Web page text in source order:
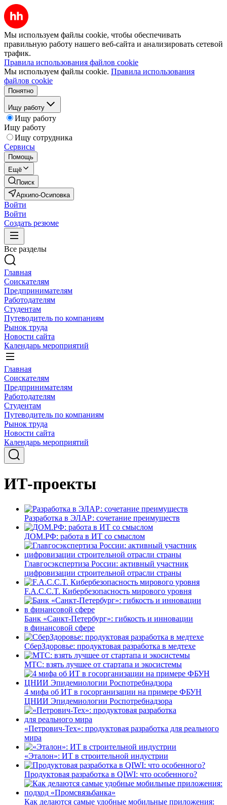
Мы используем файлы cookie, чтобы обеспечивать
правильную работу нашего веб-сайта и анализировать сетевой
трафик.
Правила использования файлов cookie
Мы используем файлы cookie. Правила использования
файлов cookie
Понятно
Ищу работу
Ищу работу
Ищу работу
Ищу сотрудника
Сервисы
Помощь
Ещё
Поиск
Архипо-Осиповка
Войти
Войти
Создать резюме
Все разделы
Главная
Соискателям
Предпринимателям
Работодателям
Студентам
Путеводитель по компаниям
Рынок труда
Новости сайта
Календарь мероприятий
Главная
Соискателям
Предпринимателям
Работодателям
Студентам
Путеводитель по компаниям
Рынок труда
Новости сайта
Календарь мероприятий
ИТ-проекты
Разработка в ЭЛАР: сочетание преимуществ
ДОМ.РФ: работа в ИТ со смыслом
Главгосэкспертиза России: активный участник
цифровизации строительной отрасли страны
F.A.C.C.T. Кибербезопасность мирового уровня
Банк «Санкт-Петербург»: гибкость и инновации
в финансовой сфере
СберЗдоровье: продуктовая разработка в медтехе
МТС: взять лучшее от стартапа и экосистемы
4 мифа об ИТ в госорганизации на примере ФБУН
ЦНИИ Эпидемиологии Роспотребнадзора
«Петрович-Тех»: продуктовая разработка для реального
мира
«Эталон»: ИТ в строительной индустрии
Продуктовая разработка в QIWI: что особенного?
Как делаются самые удобные мобильные приложения: